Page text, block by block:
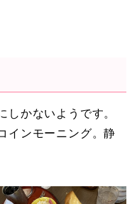
しかないようです。
インモーニング。静